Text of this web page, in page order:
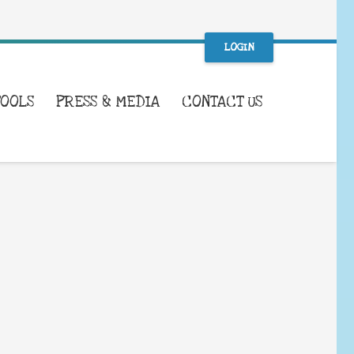
LOGIN
PRESS & MEDIA CONTACT US